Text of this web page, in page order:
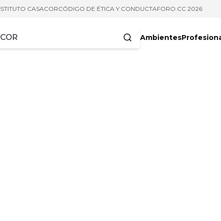
CASACORCÓDIGO DE ÉTICA Y CONDUCTAFORO CC 2026
Ambientes